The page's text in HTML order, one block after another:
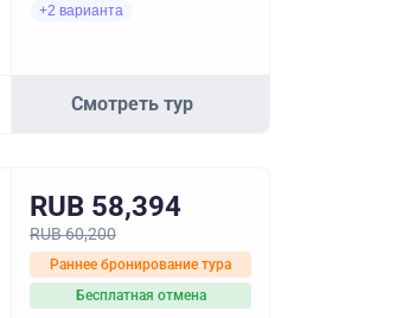
+2 варианта
Смотреть тур
RUB 58,394
RUB 60,200
Раннее бронирование тура
Бесплатная отмена